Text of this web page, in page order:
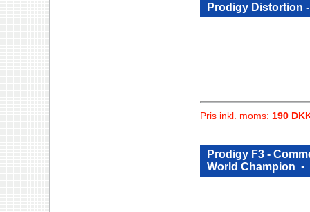
Prodigy Distortion
Pris inkl. moms: 190
Prodigy F3 -
World Champion •